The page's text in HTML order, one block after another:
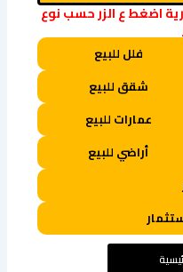
اضغط ع الزر حسب نوع
فلل للبيع
شقق للبيع
عمارات للبيع
أراضي للبيع